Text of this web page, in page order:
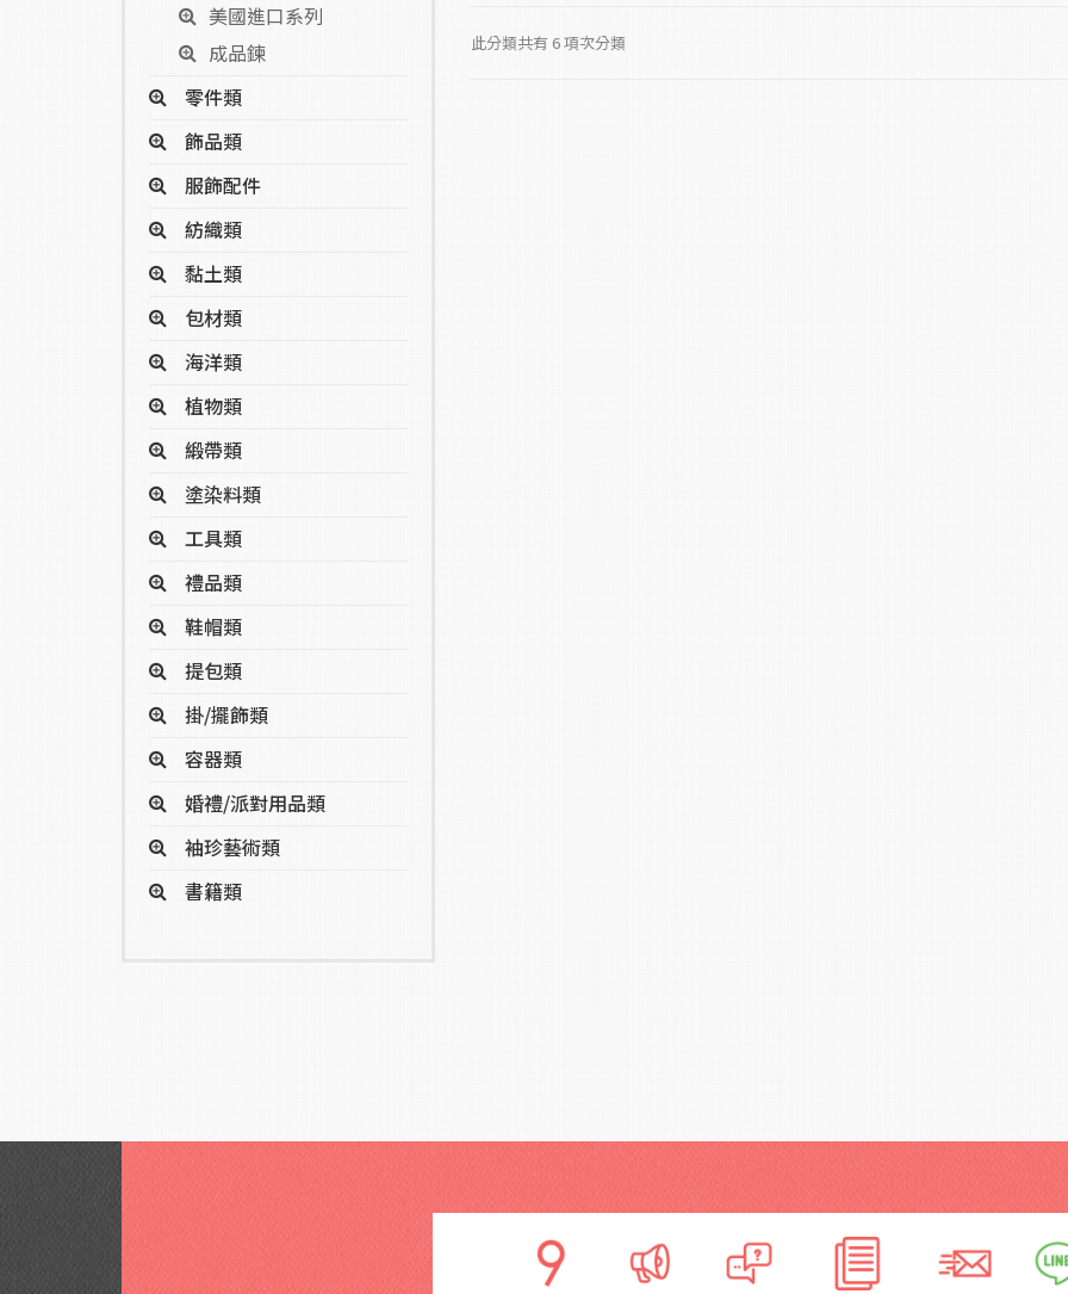
此分類共有 6 項次分類
美國進口系列
成品鍊
零件類
飾品類
服飾配件
紡織類
黏土類
包材類
海洋類
植物類
緞帶類
塗染料類
工具類
禮品類
鞋帽類
提包類
掛/擺飾類
容器類
婚禮/派對用品類
袖珍藝術類
書籍類